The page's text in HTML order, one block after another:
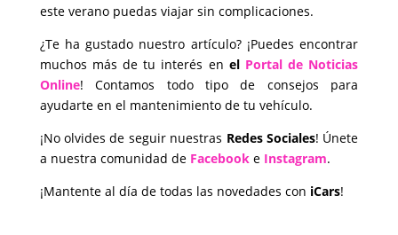
este verano puedas viajar sin complicaciones.
¿Te ha gustado nuestro artículo? ¡Puedes encontrar
muchos más de tu interés en el Portal de Noticias
Online! Contamos todo tipo de consejos para
ayudarte en el mantenimiento de tu vehículo.
¡No olvides de seguir nuestras Redes Sociales! Únete
a nuestra comunidad de Facebooke Instagram.
¡Mantente al día de todas las novedades con iCars!